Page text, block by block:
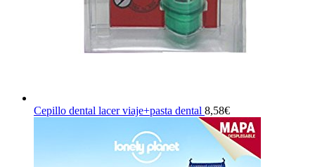
Cepillo dental lacer viaje+pasta dental 8,58€